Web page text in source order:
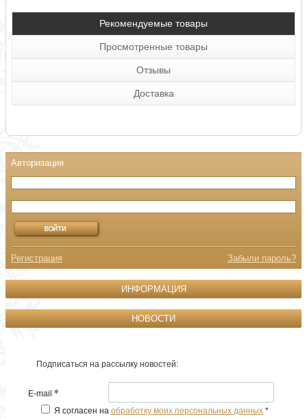
Рекомендуемые товары
Просмотренные товары
Отзывы
Доставка
Регистрация Забыли пароль?
ИНФОРМАЦИЯ
НОВОСТИ
Подписаться на рассылку новостей:
E-mail *
Я согласен на обработку моих персональных данных *